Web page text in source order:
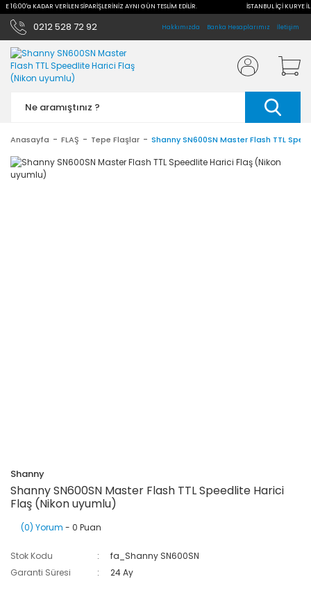
16:00'a KADAR VERİLEN SİPARİŞLERİNİZ AYNI GÜN TESLİM EDİLİR. İSTANBUL İÇİ KURYE
0212 528 72 92 Hakkımızda Banka Hesaplarımız İletişim
Anasayfa FLAŞ Tepe Flaşlar Shanny SN600SN Master Flash TTL
Shanny
Shanny SN600SN Master Flash TTL Speedlite Harici
Flaş (Nikon uyumlu)
(0) Yorum - 0 Puan
Stok Kodu
fa_Shanny SN600SN
Garanti Süresi
24 Ay